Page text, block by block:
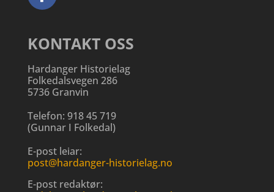
KONTAKT OSS
Hardanger Historielag
Folkedalsvegen 286
5736 Granvin
Telefon: 918 45 719
(Gunnar I Folkedal)
E-post leiar:
post@hardanger-historielag.no
E-post redaktør: